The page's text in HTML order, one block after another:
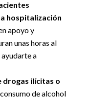
hospitalización
apoyo y
unas horas al
a
drogas ilícitas o
de alcohol